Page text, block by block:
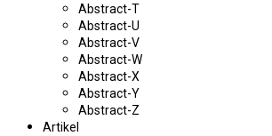
Abstract-T
Abstract-U
Abstract-V
Abstract-W
Abstract-X
Abstract-Y
Abstract-Z
Artikel